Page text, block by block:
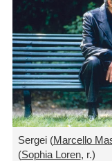
Sergei (Marcello
(Sophia Loren, r.)